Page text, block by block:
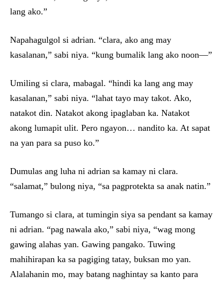
lang ako.”
Napahagulgol si adrian. “clara, ako ang may
kasalanan,” sabi niya. “kung bumalik lang ako noon—”
Umiling si clara, mabagal. “hindi ka lang ang may
kasalanan,” sabi niya. “lahat tayo may takot. Ako,
natakot din. Natakot akong ipaglaban ka. Natakot
akong lumapit ulit. Pero ngayon… nandito ka. At sapat
na yan para sa puso ko.”
Dumulas ang luha ni adrian sa kamay ni clara.
“salamat,” bulong niya, “sa pagprotekta sa anak natin.”
Tumango si clara, at tumingin siya sa pendant sa kamay
ni adrian. “pag nawala ako,” sabi niya, “wag mong
gawing alahas yan. Gawing pangako. Tuwing
mahihirapan ka sa pagiging tatay, buksan mo yan.
Alalahanin mo, may batang naghintay sa kanto para